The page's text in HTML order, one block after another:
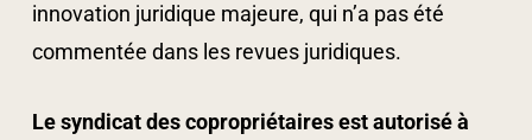
innovation juridique majeure, qui n’a pas été
commentée dans les revues juridiques.
Le syndicat des copropriétaires est autorisé à